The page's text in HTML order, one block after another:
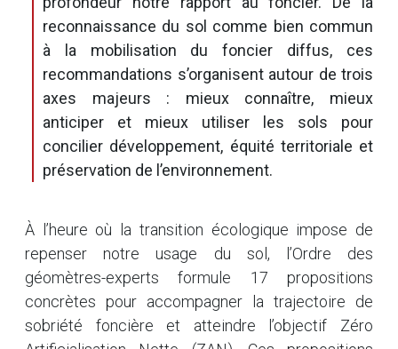
reconnaissance du sol comme bien commun
à la mobilisation du foncier diffus, ces
recommandations s’organisent autour de trois
axes majeurs : mieux connaître, mieux
anticiper et mieux utiliser les sols pour
concilier développement, équité territoriale et
préservation de l’environnement.
À l’heure où la transition écologique impose de
repenser notre usage du sol, l’Ordre des
géomètres-experts formule 17 propositions
concrètes pour accompagner la trajectoire de
sobriété foncière et atteindre l’objectif Zéro